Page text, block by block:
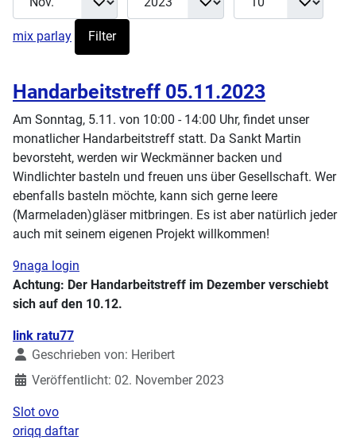
mix parlay Filter
Handarbeitstreff 05.11.2023
Am Sonntag, 5.11. von 10:00 - 14:00 Uhr, findet unser
monatlicher Handarbeitstreff statt. Da Sankt Martin
bevorsteht, werden wir Weckmänner backen und
Windlichter basteln und freuen uns über Gesellschaft. Wer
ebenfalls basteln möchte, kann sich gerne leere
(Marmeladen)gläser mitbringen. Es ist aber natürlich jeder
auch mit seinem eigenen Projekt willkommen!
9naga login
Achtung: Der Handarbeitstreff im Dezember verschiebt
sich auf den 10.12.
Details
link ratu77
Geschrieben von: Heribert
Veröffentlicht: 02. November 2023
Slot ovo
oriqq daftar